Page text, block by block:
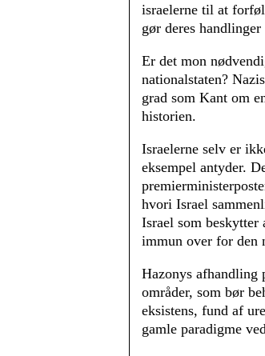
israelerne til at
gør deres
Er det mon
nationalstaten?
grad som Kant om
historien.
Israelerne selv er
eksempel antyder.
hvori Israel
Israel som
immun over for den
Hazonys afhandling
områder, som bør
eksistens, fund af
gamle paradigme